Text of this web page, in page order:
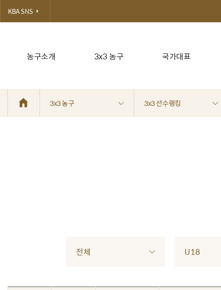
농구소개 3x3 농구 국가대표
KBA SNS
3x3 농구 3x3 선수랭킹
전체 U18